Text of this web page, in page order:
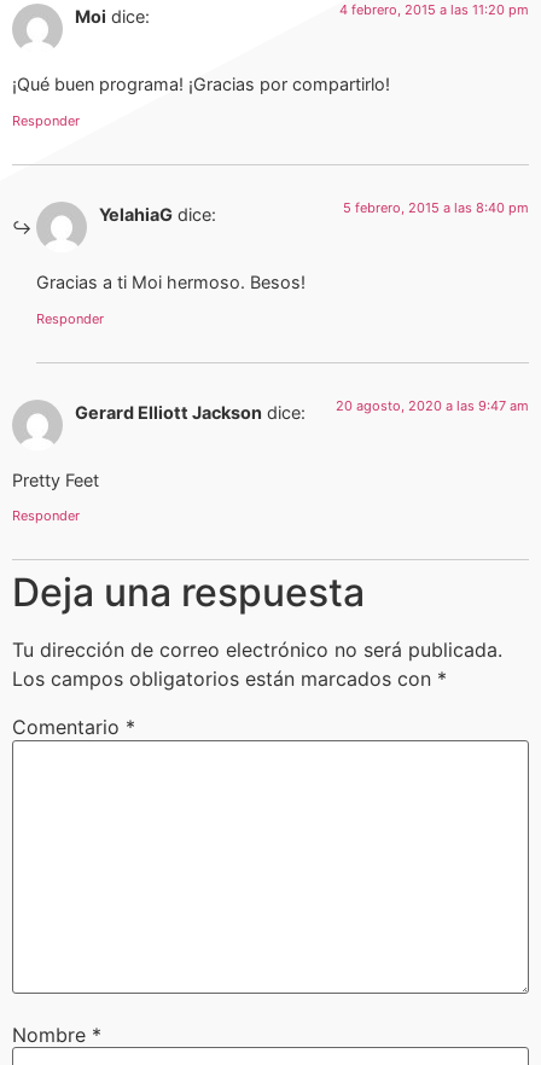
Moi dice: 4 febrero, 2015 a las 11:20 pm
¡Qué buen programa! ¡Gracias por compartirlo!
Responder
YelahiaG dice: 5 febrero, 2015 a las 8:40 pm
Gracias a ti Moi hermoso. Besos!
Responder
Gerard Elliott Jackson dice: 20 agosto, 2020 a las 9:47 am
Pretty Feet
Responder
Deja una respuesta
Tu dirección de correo electrónico no será publicada.
Los campos obligatorios están marcados con *
Comentario *
Nombre *